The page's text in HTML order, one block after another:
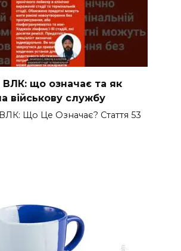
ВЛК: що означає та як
військову службу
ВЛК: Що Це Означає? Стаття 53